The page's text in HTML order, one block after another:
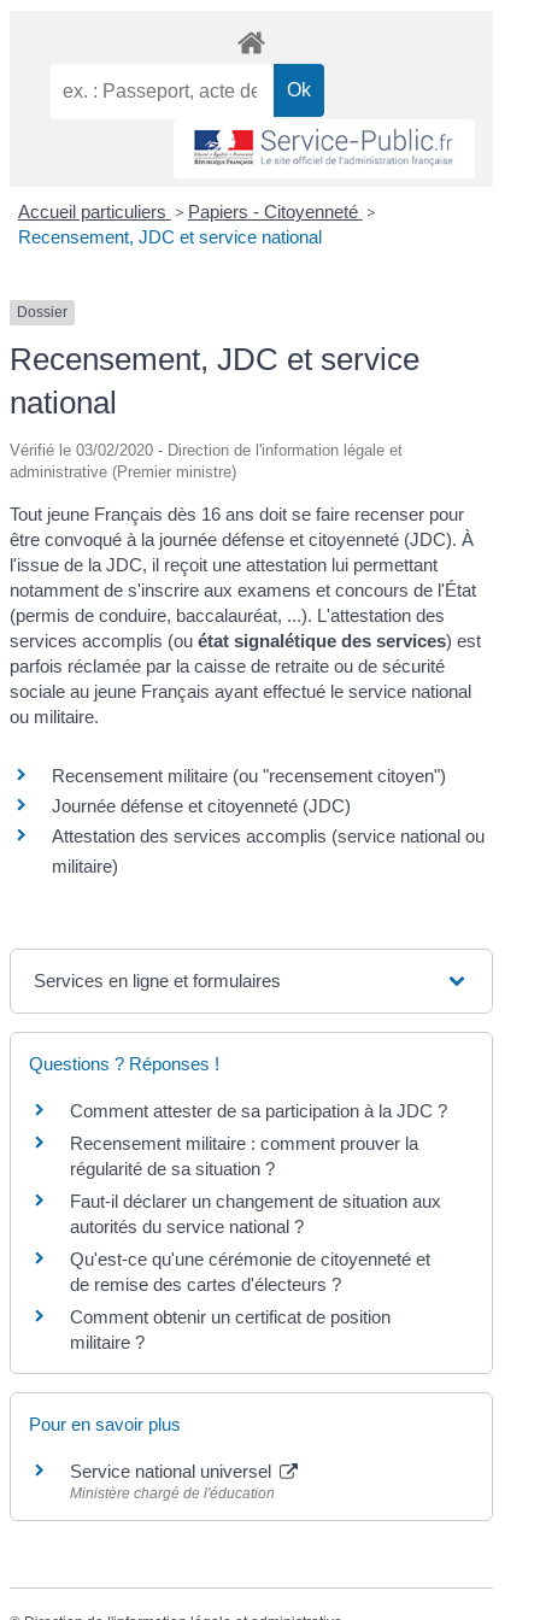
Accueil particuliers > Papiers - Citoyenneté >
Recensement, JDC et service national
Dossier
Recensement, JDC et service
national
Vérifié le 03/02/2020 - Direction de l'information légale et
administrative (Premier ministre)
Tout jeune Français dès 16 ans doit se faire recenser pour
être convoqué à la journée défense et citoyenneté (JDC). À
l'issue de la JDC, il reçoit une attestation lui permettant
notamment de s'inscrire aux examens et concours de l'État
(permis de conduire, baccalauréat, ...). L'attestation des
services accomplis (ouétat signalétique des services) est
parfois réclamée par la caisse de retraite ou de sécurité
sociale au jeune Français ayant effectué le service national
ou militaire.
Recensement militaire (ou "recensement citoyen")
Journée défense et citoyenneté (JDC)
Attestation des services accomplis (service national ou
militaire)
Services en ligne et formulaires
Questions ? Réponses !
Comment attester de sa participation à la JDC ?
Recensement militaire : comment prouver la
régularité de sa situation ?
Faut-il déclarer un changement de situation aux
autorités du service national ?
Qu'est-ce qu'une cérémonie de citoyenneté et
de remise des cartes d'électeurs ?
Comment obtenir un certificat de position
militaire ?
Pour en savoir plus
Service national universel
Ministère chargé de l'éducation